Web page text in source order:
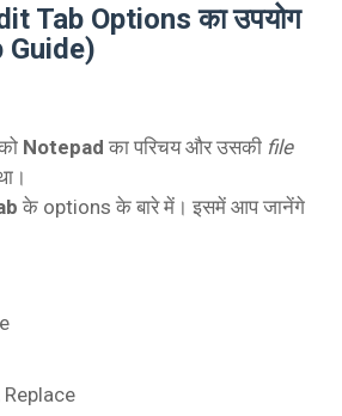
Tab Options का उपयोग
Guide)
Notepad का परिचय और उसकी file
के options के बारे में। इसमें आप जानेंगे
Replace